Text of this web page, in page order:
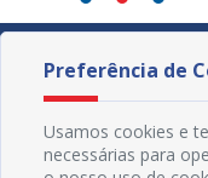
Preferência de
Usamos cookies e
necessárias para